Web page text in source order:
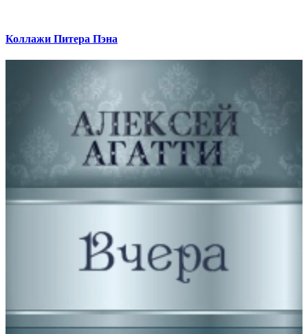
Коллажи Питера Пэна